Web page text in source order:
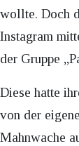
wollte. Doch
Instagram
der Gruppe
Diese hatte
von der
Mahnwache